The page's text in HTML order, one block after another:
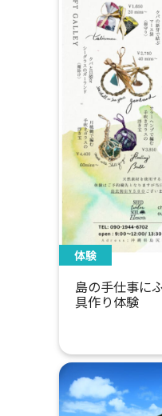
体験
島の手仕事に
具作り体験